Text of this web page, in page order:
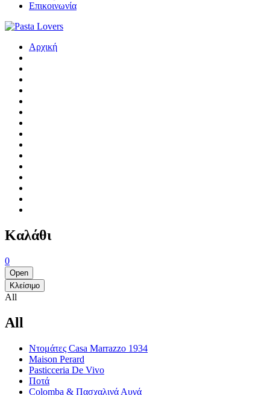
Επικοινωνία
Αρχική
Καλάθι
0
Open
Κλείσιμο
All
All
Ντομάτες Casa Marrazzo 1934
Maison Perard
Pasticceria De Vivo
Ποτά
Colomba & Πασχαλινά Αυγά